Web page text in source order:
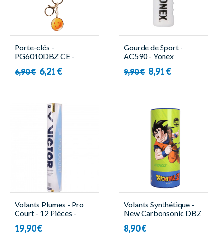
Porte-clés -
PG6010DBZ CE -
6,90 € 6,21 €
Gourde de Sport -
AC590 - Yonex
9,90 € 8,91 €
Volants Plumes - Pro
Court - 12 Pièces -
19,90 €
Volants Synthétique -
New Carbonsonic DBZ
8,90 €